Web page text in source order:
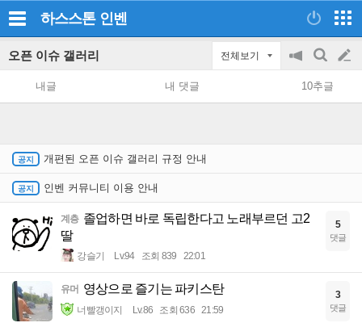
하스스톤 인벤
오픈 이슈 갤러리 전체보기
공
지
on/off
검
색
글
쓰
내글 내 댓글 10추글
개편된 오픈 이슈 갤러리 규정 안내
인벤 커뮤니티 이용 안내
계층 졸업하면 바로 독립한다고 노래부르던 고2
딸
강슬기 Lv.94 조회 839 22:01
5
댓글
유머 영상으로 즐기는 파키스탄
너빨갱이지 Lv.86 조회 636 21:59
3
댓글